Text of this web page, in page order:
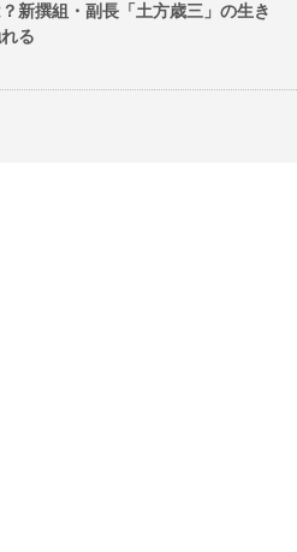
新撰組・副長「土方歳三」の生き
る